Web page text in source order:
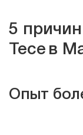
5
Tece в
Опыт